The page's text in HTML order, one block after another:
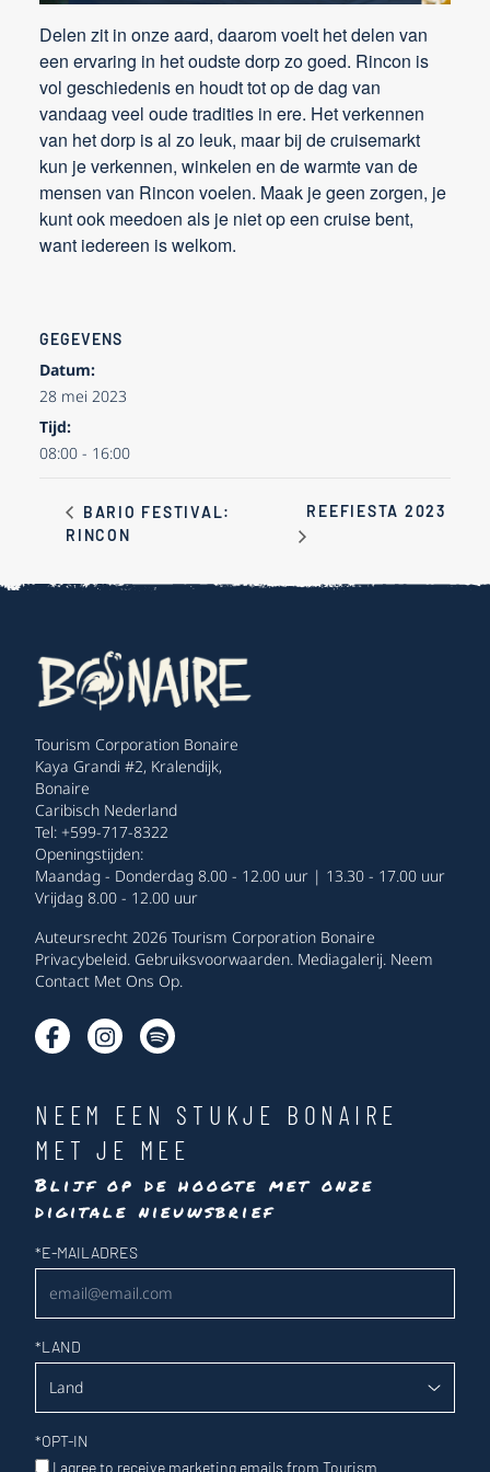
Delen zit in onze aard, daarom voelt het delen van
een ervaring in het oudste dorp zo goed. Rincon is
vol geschiedenis en houdt tot op de dag van
vandaag veel oude tradities in ere. Het verkennen
van het dorp is al zo leuk, maar bij de cruisemarkt
kun je verkennen, winkelen en de warmte van de
mensen van Rincon voelen. Maak je geen zorgen, je
kunt ook meedoen als je niet op een cruise bent,
want iedereen is welkom.
GEGEVENS
Datum:
28 mei 2023
Tijd:
08:00 - 16:00
BARIO FESTIVAL:
RINCON
REEFIESTA 2023
Tourism Corporation Bonaire
Kaya Grandi #2, Kralendijk,
Bonaire
Caribisch Nederland
Tel: +599-717-8322
Openingstijden:
Maandag - Donderdag 8.00 - 12.00 uur | 13.30 - 17.00 uur
Vrijdag 8.00 - 12.00 uur
Auteursrecht 2026 Tourism Corporation Bonaire
Privacybeleid. Gebruiksvoorwaarden. Mediagalerij. Neem
Contact Met Ons Op.
NEEM EEN STUKJE BONAIRE
MET JE MEE
Blijf op de hoogte met onze
digitale nieuwsbrief
Nieuwsbrief
*E-MAILADRES
*LAND
*OPT-IN
I agree to receive marketing emails from Tourism